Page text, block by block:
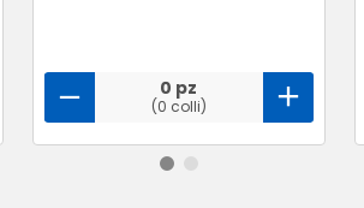
0 pz
(0 colli)